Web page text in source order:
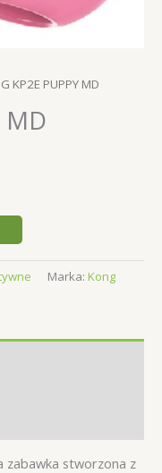
KP2E PUPPY MD
MD
Marka: Kong
zabawka stworzona z